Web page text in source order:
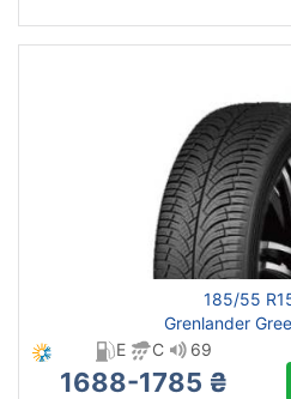
185/55
Grenlander
E
C 69
1688-1785 ₴